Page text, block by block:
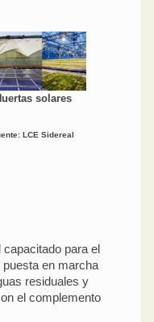
solares
LCE Sidereal
capacitado para el
en marcha
residuales y
el complemento